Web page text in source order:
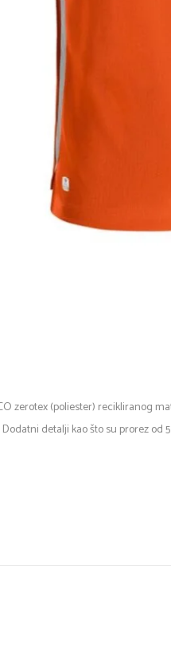
zerotex (poliester) recikliranog
detalji kao što su prorez